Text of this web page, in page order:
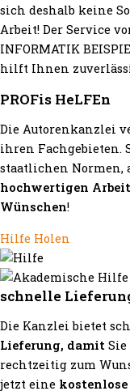
sich deshalb keine
Arbeit! Der Service
INFORMATIK
hilft Ihnen
PROFis HeLFEn
Die Autorenkanzlei
ihren Fachgebieten.
staatlichen Normen,
hochwertigen Arbeit
Wünschen!
Hilfe Holen
schnelle
Die Kanzlei bietet
Lieferung, damit
rechtzeitig zum
jetzt eine